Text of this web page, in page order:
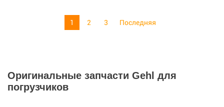
1 2 3 Последняя
Оригинальные запчасти Gehl для
погрузчиков